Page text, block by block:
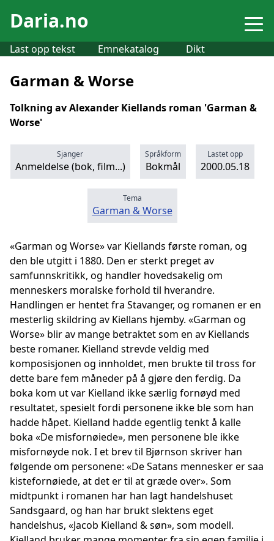
Daria.no
Last opp tekst Emnekatalog Dikt
Garman & Worse
Tolkning av Alexander Kiellands roman 'Garman &
Worse'
Sjanger
Anmeldelse (bok, film...)
Språkform
Bokmål
Lastet opp
2000.05.18
Tema
Garman & Worse
«Garman og Worse» var Kiellands første roman, og
den ble utgitt i 1880. Den er sterkt preget av
samfunnskritikk, og handler hovedsakelig om
menneskers moralske forhold til hverandre.
Handlingen er hentet fra Stavanger, og romanen er en
mesterlig skildring av Kiellans hjemby. «Garman og
Worse» blir av mange betraktet som en av Kiellands
beste romaner. Kielland strevde veldig med
komposisjonen og innholdet, men brukte til tross for
dette bare fem måneder på å gjøre den ferdig. Da
boka kom ut var Kielland ikke særlig fornøyd med
resultatet, spesielt fordi personene ikke ble som han
hadde håpet. Kielland hadde egentlig tenkt å kalle
boka «De misfornøiede», men personene ble ikke
misfornøyde nok. I et brev til Bjørnson skriver han
følgende om personene: «De Satans mennesker er saa
kistefornøiede, at det er til at græde over». Som
midtpunkt i romanen har han lagt handelshuset
Sandsgaard, og han har brukt slektens eget
handelshus, «Jacob Kielland & søn», som modell.